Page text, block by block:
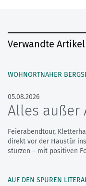
Verwandte Artikel
WOHNORTNAHER
05.08.2026
Alles außer
Feierabendtour,
direkt vor der Haustür
stürzen – mit positiven
AUF DEN SPUREN